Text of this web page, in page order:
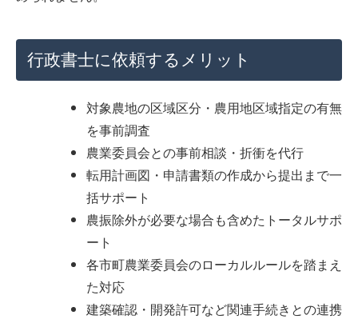
行政書士に依頼するメリット
対象農地の区域区分・農用地区域指定の有無
を事前調査
農業委員会との事前相談・折衝を代行
転用計画図・申請書類の作成から提出まで一
括サポート
農振除外が必要な場合も含めたトータルサポ
ート
各市町農業委員会のローカルルールを踏まえ
た対応
建築確認・開発許可など関連手続きとの連携